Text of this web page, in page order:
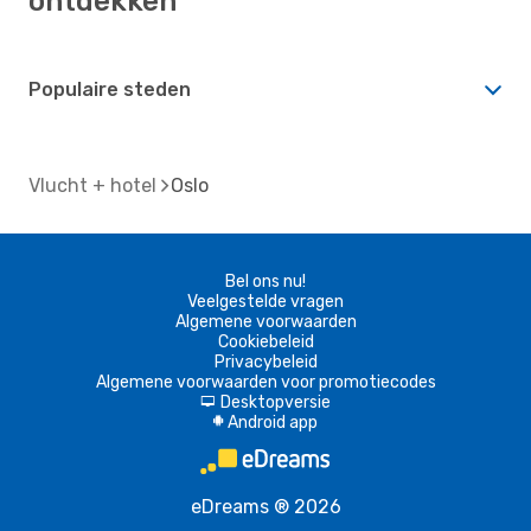
Populaire steden
Vlucht + hotel Oslo
Bel ons nu!
Veelgestelde vragen
Algemene voorwaarden
Cookiebeleid
Privacybeleid
Algemene voorwaarden voor promotiecodes
d Desktopversie
A Android app
eDreams ® 2026